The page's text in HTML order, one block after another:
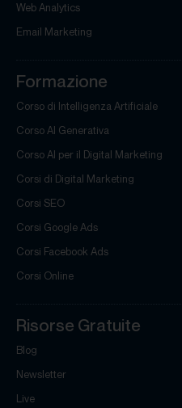
Web Analytics
Email Marketing
Formazione
Corso di Intelligenza Artificiale
Corso AI Generativa
Corso AI per il Digital Marketing
Corsi di Digital Marketing
Corsi SEO
Corsi Google Ads
Corsi Facebook Ads
Corsi Online
Risorse Gratuite
Blog
Newsletter
Live